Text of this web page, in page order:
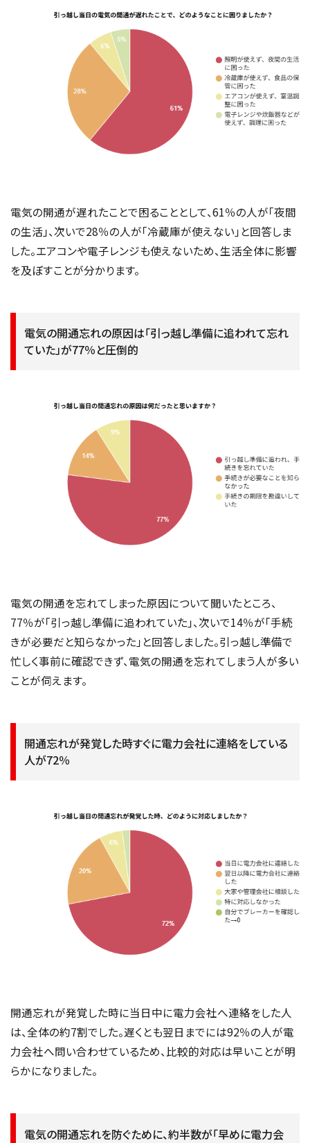
電気の開通が遅れたことで困ることとして、61％の人が「夜間
の生活」、次いで28％の人が「冷蔵庫が使えない」と回答しま
した。エアコンや電子レンジも使えないため、生活全体に影響
を及ぼすことが分かります。
電気の開通忘れの原因は「引っ越し準備に追われて忘れ
ていた」が77％と圧倒的
電気の開通を忘れてしまった原因について聞いたところ、
77％が「引っ越し準備に追われていた」、次いで14％が「手続
きが必要だと知らなかった」と回答しました。引っ越し準備で
忙しく事前に確認できず、電気の開通を忘れてしまう人が多い
ことが伺えます。
開通忘れが発覚した時すぐに電力会社に連絡をしている
人が72％
開通忘れが発覚した時に当日中に電力会社へ連絡をした人
は、全体の約7割でした。遅くとも翌日までには92％の人が電
力会社へ問い合わせているため、比較的対応は早いことが明
らかになりました。
電気の開通忘れを防ぐために、約半数が「早めに電力会